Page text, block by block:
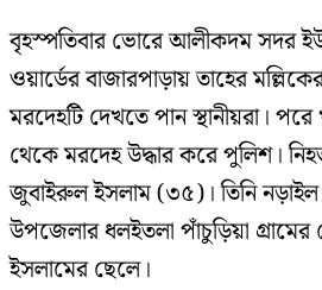
বৃহস্পতিবার ভোরে আলীকদম সদর
ওয়ার্ডের বাজারপাড়ায় তাহের
মরদেহটি দেখতে পান স্থানীয়রা।
থেকে মরদেহ উদ্ধার করে পুলিশ।
জুবাইরুল ইসলাম (৩৫)। তিনি
উপজেলার ধলইতলা পাঁচুড়িয়া গ্রামের
ইসলামের ছেলে।